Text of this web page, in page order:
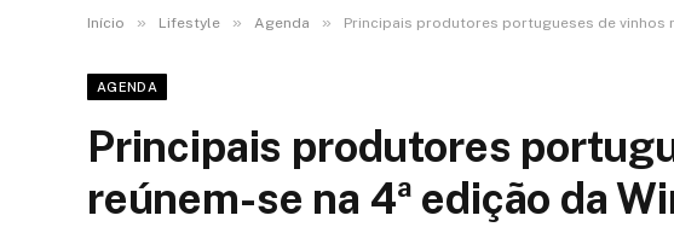
Início » Lifestyle » Agenda » Principais produtores portugueses de vinhos
AGENDA
Principais produtores
reúnem-se na 4ª edição da